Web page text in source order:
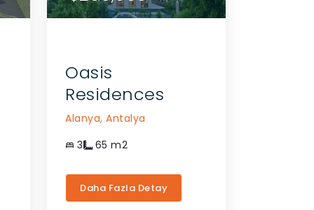
GEÇIN
Oasis
Residences
Alanya, Antalya
3
65 m2
Daha Fazla Detay